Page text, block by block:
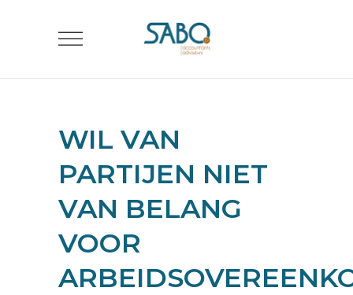
WIL VAN
PARTIJEN NIET
VAN BELANG
VOOR